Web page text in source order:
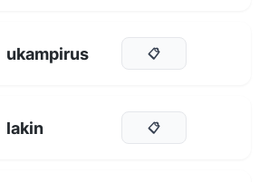
ukampirus 📋
lakin 📋